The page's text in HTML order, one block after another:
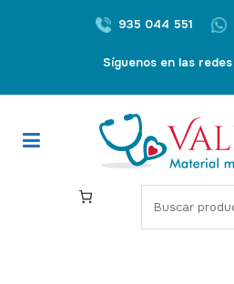
935 044 551
Síguenos en las redes
S
e